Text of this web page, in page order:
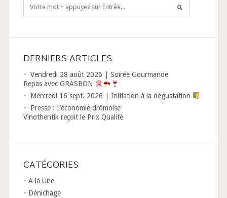
DERNIERS ARTICLES
Vendredi 28 août 2026 | Soirée Gourmande
Repas avec GRASBON
Mercredi 16 sept. 2026 | Initiation à la dégustation
Presse : L’économie drômoise
Vinothentik reçoit le Prix Qualité
CATÉGORIES
A la Une
Dénichage